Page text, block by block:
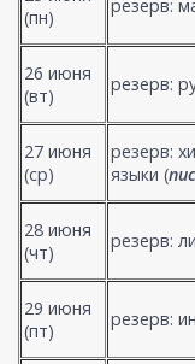
(пн)
резерв:
26 июня
(вт)
резерв:
27 июня
(ср)
резерв:
языки (
28 июня
(чт)
резерв:
29 июня
(пт)
резерв: